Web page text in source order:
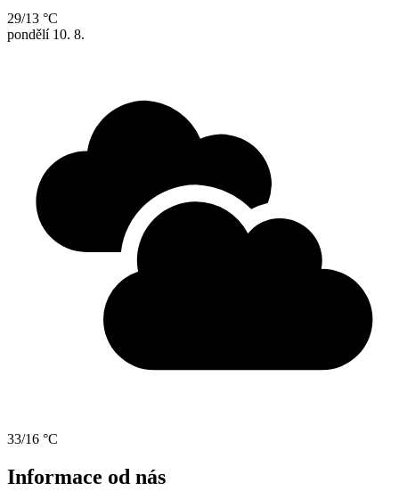
29/13 °C
pondělí 10. 8.
33/16 °C
Informace od nás